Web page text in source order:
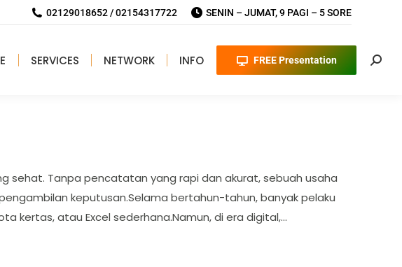
02129018652 / 02154317722 SENIN – JUMAT, 9 PAGI – 5 SORE
SERVICES NETWORK INFO FREE Presentation
sehat. Tanpa pencatatan yang rapi dan akurat, sebuah usaha
keputusan.Selama bertahun-tahun, banyak pelaku
kertas, atau Excel sederhana.Namun, di era digital,…